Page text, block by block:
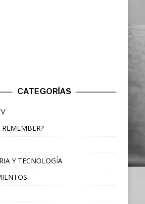
CATEGORÍAS
Y TECNOLOGÍA